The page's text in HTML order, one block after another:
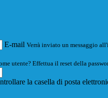
E-mail Verrà inviato un messaggio
utente? Effettua il reset della
la casella di posta